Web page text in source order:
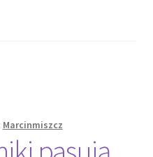
Marcinmiszcz